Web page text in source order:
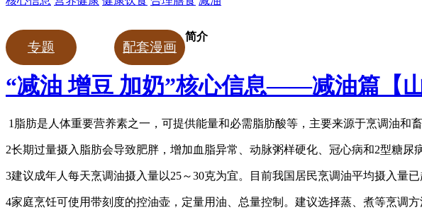
专题 配套漫画
简介
“减油 增豆 加奶”核心信息——减油篇【山
1脂肪是人体重要营养素之一，可提供能量和必需脂肪酸等，主要来源于烹调油和畜
2长期过量摄入脂肪会导致肥胖，增加血脂异常、动脉粥样硬化、冠心病和2型糖尿
3建议成年人每天烹调油摄入量以25～30克为宜。目前我国居民烹调油平均摄入量
4家庭烹饪可使用带刻度的控油壶，定量用油、总量控制。建议选择蒸、煮等烹调方